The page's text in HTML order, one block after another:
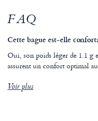
FAQ
Cette bague est-elle
Oui, son poids léger de 1.1 g
assurent un confort optimal
Voir plus